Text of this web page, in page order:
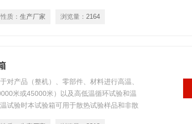
质： 生产厂家 浏览量： 2164
对产品（整机）、零部件、材料进行高温、
米或45000米）以及高低温循环试验和温
试验时本试验箱可用于散热试验样品和非散